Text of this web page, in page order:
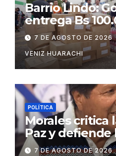
Barrio Lindo:
entrega Bs
insumos para
7 DE AGOSTO DE 2026
VENIZ HUARACHI
POLÍTICA
Morales critica
Paz y defiende
7 DE AGOSTO DE 2026